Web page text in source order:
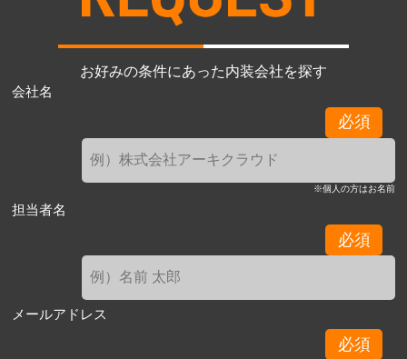
お好みの条件にあった内装会社を探す
会社名
必須
※個人の方はお名前
担当者名
必須
メールアドレス
必須